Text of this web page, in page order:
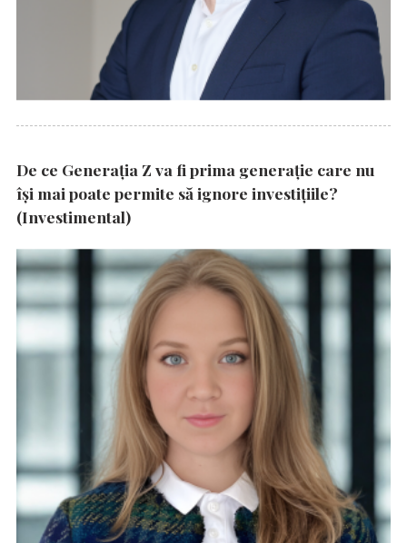
De ce Generația Z va fi prima generație care nu
își mai poate permite să ignore investițiile?
(Investimental)